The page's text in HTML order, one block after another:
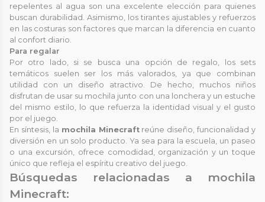
repelentes al agua son una excelente elección para quienes
buscan durabilidad. Asimismo, los tirantes ajustables y refuerzos
en las costuras son factores que marcan la diferencia en cuanto
al confort diario.
Para regalar
Por otro lado, si se busca una opción de regalo, los sets
temáticos suelen ser los más valorados, ya que combinan
utilidad con un diseño atractivo. De hecho, muchos niños
disfrutan de usar su mochila junto con una lonchera y un estuche
del mismo estilo, lo que refuerza la identidad visual y el gusto
por el juego.
En síntesis, la mochila Minecraftreúne diseño, funcionalidad y
diversión en un solo producto. Ya sea para la escuela, un paseo
o una excursión, ofrece comodidad, organización y un toque
único que refleja el espíritu creativo del juego.
Búsquedas relacionadas a mochila
Minecraft: